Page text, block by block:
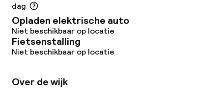
Roomservice
Faciliteiten en diensten voor kinderen
dag
Opladen elektrische auto
Niet beschikbaar op locatie
Fietsenstalling
Niet beschikbaar op locatie
Over de wijk